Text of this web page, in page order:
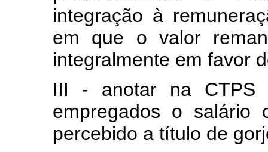
integração à
em que o valor
integralmente em favor
III - anotar na CTPS
empregados o salário
percebido a título de